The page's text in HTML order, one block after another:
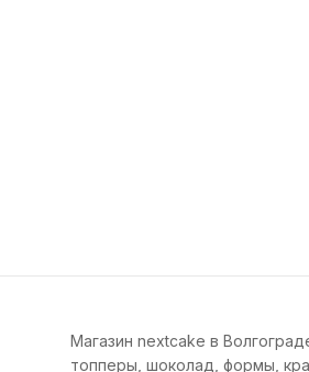
Магазин nextcake в
топперы, шоколад, формы,